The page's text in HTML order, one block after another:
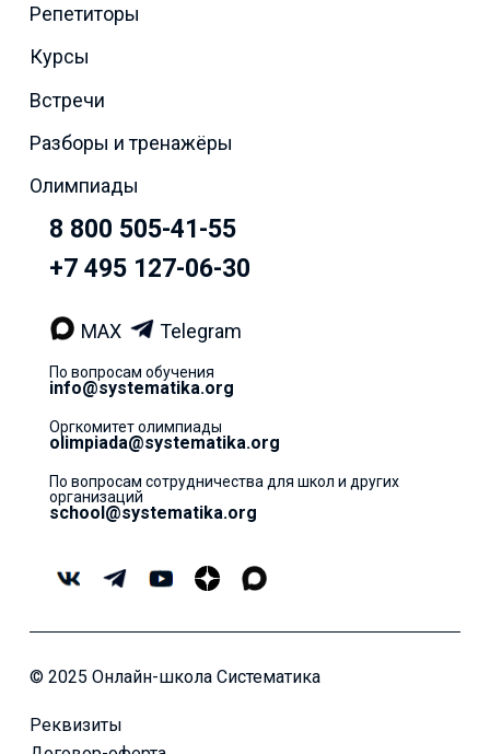
Репетиторы
Курсы
Встречи
Разборы и тренажёры
Олимпиады
8 800 505-41-55
+7 495 127-06-30
MAX Telegram
По вопросам обучения
info@systematika.org
Оргкомитет олимпиады
olimpiada@systematika.org
По вопросам сотрудничества для школ и других
организаций
school@systematika.org
© 2025 Онлайн-школа Систематика
Реквизиты